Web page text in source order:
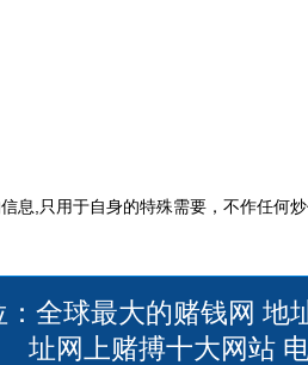
息,只用于自身的特殊需要，不作任何
：全球最大的赌钱网 地
址网上赌搏十大网站